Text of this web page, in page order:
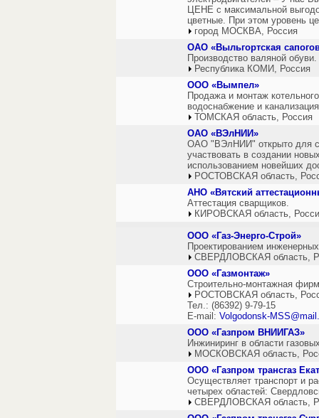
ЦЕНЕ с максимальной
цветные. При этом уровень
город МОСКВА, Россия
ОАО «Выльгортская
Производство валяной обуви.
Республика КОМИ, Россия
ООО «Вымпел»
Продажа и монтаж
водоснабжение и
ТОМСКАЯ область, Россия
ОАО «ВЭлНИИ»
ОАО "ВЭлНИИ" открыто для
участвовать в создании
использованием новейших
РОСТОВСКАЯ область,
АНО «Вятский
Аттестация сварщиков.
КИРОВСКАЯ область,
ООО «Газ-Энерго-Строй»
Проектированием
СВЕРДЛОВСКАЯ область,
ООО «Газмонтаж»
Строительно-монтажная
РОСТОВСКАЯ область,
Тел.: (86392) 9-79-15
E-mail: Volgodonsk-
ООО «Газпром ВНИИГАЗ»
Инжиниринг в области
МОСКОВСКАЯ область,
ООО «Газпром трансгаз
Осуществляет транспорт и
четырех областей:
СВЕРДЛОВСКАЯ область,